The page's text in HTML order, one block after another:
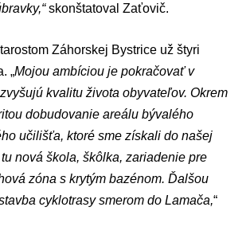
skonštatoval Zaťovič.
Záhorskej Bystrice už štyri
„Mojou ambíciou je pokračovať v
kvalitu života obyvateľov. Okrem
dobudovanie areálu bývalého
učilišťa, ktoré sme získali do našej
nová škola, škôlka, zariadenie pre
zóna s krytým bazénom. Ďalšou
cyklotrasy smerom do Lamača,“